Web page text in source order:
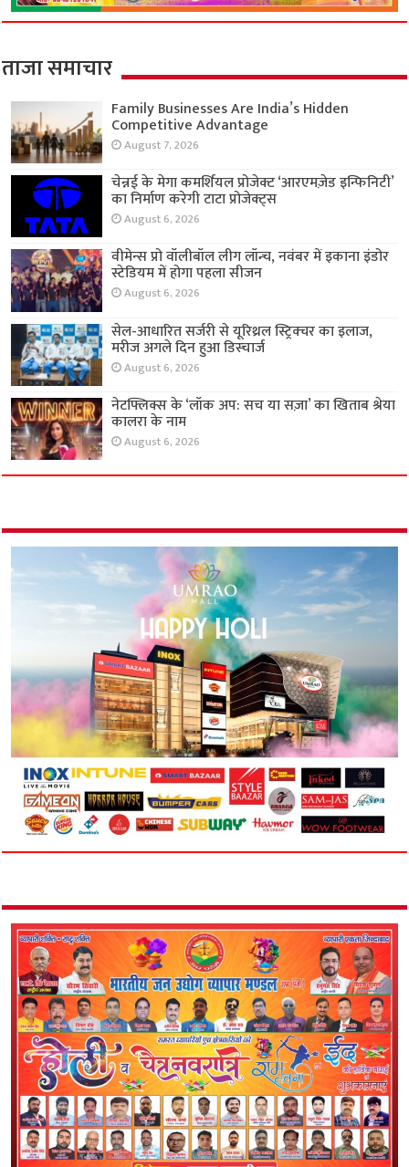
ताजा समाचार
Family Businesses Are India’s Hidden
Competitive Advantage
August 7, 2026
चेन्नई के मेगा कमर्शियल प्रोजेक्ट ‘आरएमज़ेड इन्फिनिटी’
का निर्माण करेगी टाटा प्रोजेक्ट्स
August 6, 2026
वीमेन्स प्रो वॉलीबॉल लीग लॉन्च, नवंबर में इकाना इंडोर
स्टेडियम में होगा पहला सीजन
August 6, 2026
सेल-आधारित सर्जरी से यूरिथ्रल स्ट्रिक्चर का इलाज,
मरीज अगले दिन हुआ डिस्चार्ज
August 6, 2026
नेटफ्लिक्स के ‘लॉक अप: सच या सज़ा’ का खिताब श्रेया
कालरा के नाम
August 6, 2026